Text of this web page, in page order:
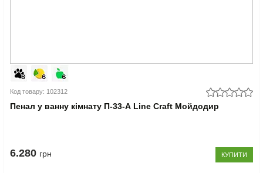
Код товару: 102312
Пенал у ванну кімнату П-33-А Line Craft Мойдодир
6.280 грн КУПИТИ